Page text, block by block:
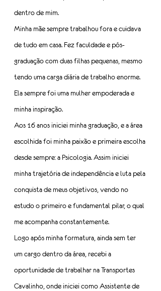
dentro de mim.
Minha mãe sempre trabalhou fora e cuidava
de tudo em casa. Fez faculdade e pós-
graduação com duas filhas pequenas, mesmo
tendo uma carga diária de trabalho enorme.
Ela sempre foi uma mulher empoderada e
minha inspiração.
Aos 16 anos iniciei minha graduação, e a área
escolhida foi minha paixão e primeira escolha
desde sempre: a Psicologia. Assim iniciei
minha trajetória de independência e luta pela
conquista de meus objetivos, vendo no
estudo o primeiro e fundamental pilar, o qual
me acompanha constantemente.
Logo após minha formatura, ainda sem ter
um cargo dentro da área, recebi a
oportunidade de trabalhar na Transportes
Cavalinho, onde iniciei como Assistente de